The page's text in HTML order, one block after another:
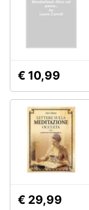
€ 10,99
€ 29,99